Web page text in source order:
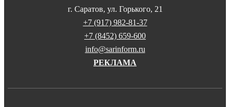
г. Саратов, ул. Горького, 21
+7 (917) 982-81-37
+7 (8452) 659-600
info@sarinform.ru
РЕКЛАМА